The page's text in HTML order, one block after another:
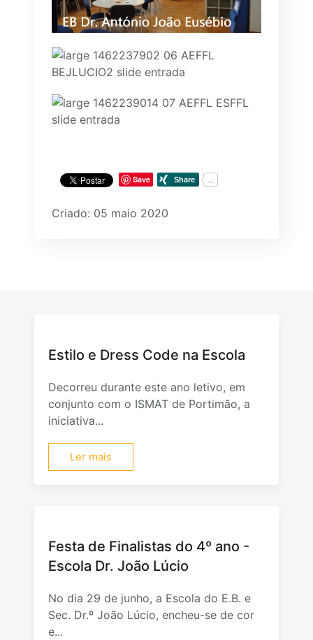
Save
Criado: 05 maio 2020
Estilo e Dress Code na Escola
Decorreu durante este ano letivo, em
conjunto com o ISMAT de Portimão, a
iniciativa...
Ler mais
Festa de Finalistas do 4º ano -
Escola Dr. João Lúcio
No dia 29 de junho, a Escola do E.B. e
Sec. Dr.º João Lúcio, encheu-se de cor
e...